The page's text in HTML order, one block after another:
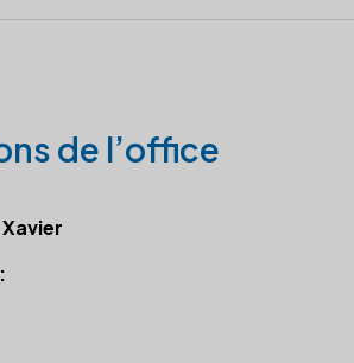
de l’office
Xavier